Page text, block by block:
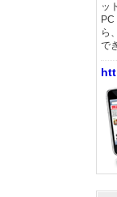
ッ
ら
で